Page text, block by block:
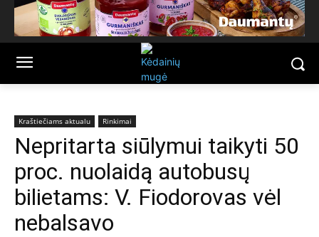
Kraštiečiams aktualu Rinkimai
Nepritarta siūlymui taikyti 50
proc. nuolaidą autobusų
bilietams: V. Fiodorovas vėl
nebalsavo